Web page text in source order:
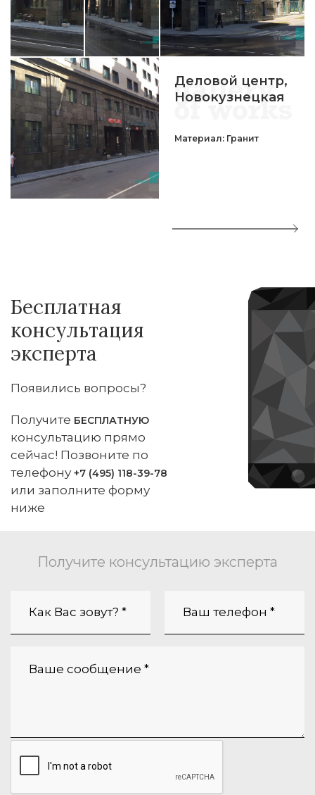
Деловой центр,
Новокузнецкая
Материал: Гранит
Бесплатная
консультация
эксперта
Появились вопросы?
Получите БЕСПЛАТНУЮ
консультацию прямо
сейчас! Позвоните по
телефону +7 (495) 118-39-78
или заполните форму
ниже
Получите консультацию эксперта